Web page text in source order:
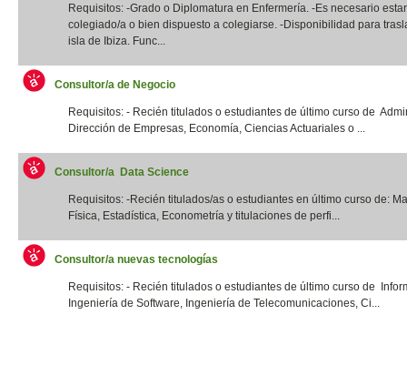
Requisitos: -Grado o Diplomatura en Enfermería. -Es necesario estar
colegiado/a o bien dispuesto a colegiarse. -Disponibilidad para
isla de Ibiza. Func...
Consultor/a de Negocio
Requisitos: - Recién titulados o estudiantes de último curso de
Dirección de Empresas, Economía, Ciencias Actuariales o ...
Consultor/a Data Science
Requisitos: -Recién titulados/as o estudiantes en último curso de:
Física, Estadística, Econometría y titulaciones de perfi...
Consultor/a nuevas tecnologías
Requisitos: - Recién titulados o estudiantes de último curso de
Ingeniería de Software, Ingeniería de Telecomunicaciones, Ci...